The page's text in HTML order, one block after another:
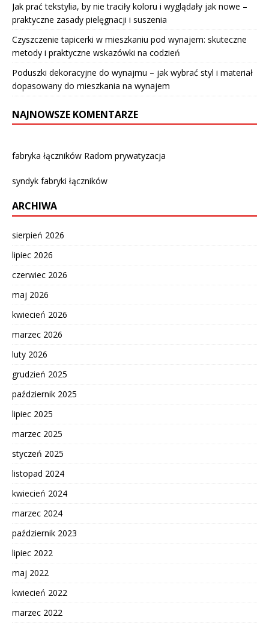
Jak prać tekstylia, by nie traciły koloru i wyglądały jak nowe –
praktyczne zasady pielęgnacji i suszenia
Czyszczenie tapicerki w mieszkaniu pod wynajem: skuteczne
metody i praktyczne wskazówki na codzień
Poduszki dekoracyjne do wynajmu – jak wybrać styl i materiał
dopasowany do mieszkania na wynajem
NAJNOWSZE KOMENTARZE
fabryka łączników Radom prywatyzacja
syndyk fabryki łączników
ARCHIWA
sierpień 2026
lipiec 2026
czerwiec 2026
maj 2026
kwiecień 2026
marzec 2026
luty 2026
grudzień 2025
październik 2025
lipiec 2025
marzec 2025
styczeń 2025
listopad 2024
kwiecień 2024
marzec 2024
październik 2023
lipiec 2022
maj 2022
kwiecień 2022
marzec 2022